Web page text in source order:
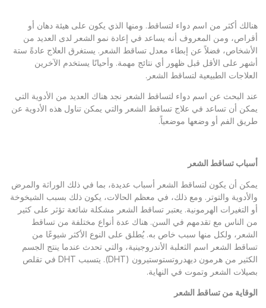
هنالك أكثر من اسم دواء لتساقط. ومنها الذي يكون على هيئة دهان أو
أقراص، ومن المعروف أنه يساعد في إعادة نمو الشعر لدى العديد من
الأشخاص، فضلاً عن إبطاء معدل تساقط الشعر. يستغرق العلاج عادةً ستة
أشهر على الأقل قبل ظهور أي نتائج مهمة. وأحيانًا يستخدم الآخرين
العلاجات الطبيعية لتساقط الشعر.
عند البحث عن اسم دواء لتساقط الشعر نجد هناك العديد من الأدوية التي
يمكن أن تساعد في علاج تساقط الشعر والتي يمكن تناول هذه الأدوية عن
طريق الفم أو وضعها موضعياً.
أسباب تساقط الشعر
يمكن أن يكون لتساقط الشعر أسباب عديدة، بما في ذلك الوراثة والمرض
والأدوية والتوتر. ومع ذلك، في معظم الحالات، يكون ذلك بسبب الشيخوخة
أو التغيرات الهرمونية. يعتبر تساقط الشعر مشكلة شائعة تؤثر على كثير
من الناس مع تقدمهم في السن. هناك عدة أنواع مختلفة من تساقط
الشعر، ولكل منها سبب خاص به. يُطلق على النوع الأكثر شيوعًا من
تساقط الشعر اسم الثعلبة الأندروجينية، والتي تحدث عندما ينتج الجسم
الكثير من هرمون ديهدروتستوستيرون (DHT). يتسبب DHT في تقلص
بصيلات الشعر وتموت في النهاية.
الوقاية من تساقط الشعر